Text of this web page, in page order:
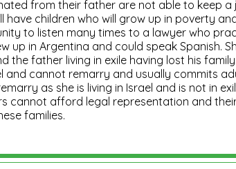
from their father are not able to keep a
have children who will grow up in poverty
to listen many times to a lawyer who
up in Argentina and could speak Spanish.
the father living in exile having lost his
and cannot remarry and usually commits
as she is living in Israel and is not in
cannot afford legal representation and
families.